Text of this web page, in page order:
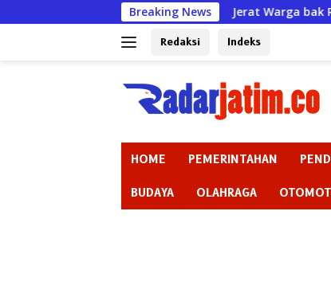
ke
Breaking News
Jerat Warga bak Rentenir padahal
Redaksi Indeks
HOME PEMERINTAHAN
BUDAYA OLAHRAGA